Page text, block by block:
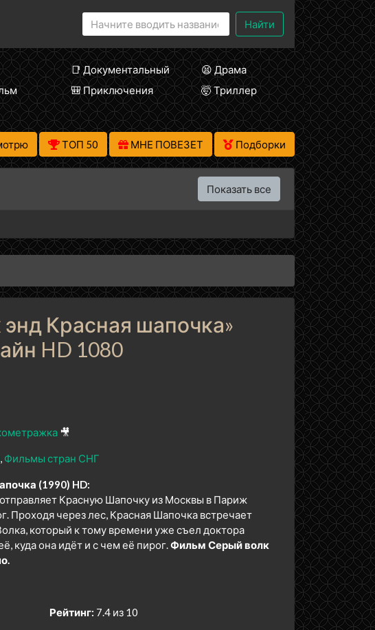
Найти
📑 Документальный
😫 Драма
🎒 Приключения
🤯 Триллер
ТОП 50 МНЕ ПОВЕЗЕТ Подборки
Показать все
Красная шапочка»
HD 1080
🎥
Фильмы стран СНГ
(1990) HD:
Красную Шапочку из Москвы в Париж
Проходя через лес, Красная Шапочка встречает
который к тому времени уже съел доктора
куда она идёт и с чем её пирог.Фильм Серый волк
Рейтинг: 7.4 из 10